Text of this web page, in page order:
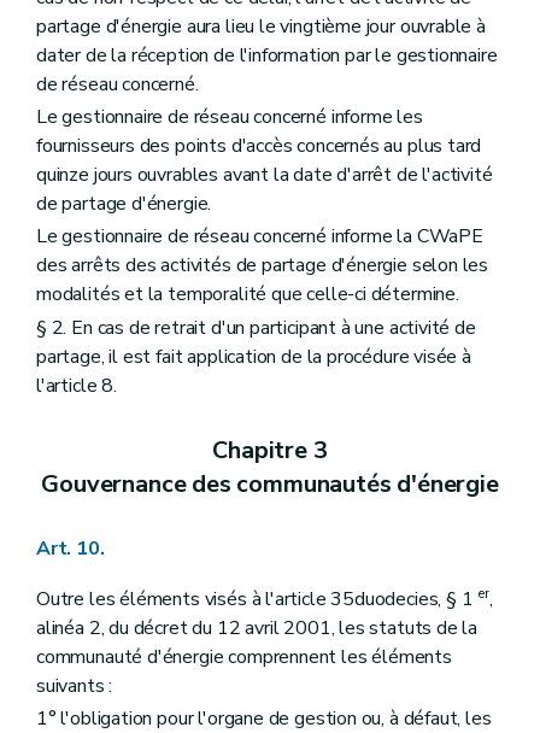
partage d'énergie aura lieu le vingtième jour ouvrable à
dater de la réception de l'information par le gestionnaire
de réseau concerné.
Le gestionnaire de réseau concerné informe les
fournisseurs des points d'accès concernés au plus tard
quinze jours ouvrables avant la date d'arrêt de l'activité
de partage d'énergie.
Le gestionnaire de réseau concerné informe la CWaPE
des arrêts des activités de partage d'énergie selon les
modalités et la temporalité que celle-ci détermine.
§ 2. En cas de retrait d'un participant à une activité de
partage, il est fait application de la procédure visée à
l'article 8.
Chapitre 3
Gouvernance des communautés d'énergie
Art. 10.
Outre les éléments visés à l'article 35duodecies, § 1 er,
alinéa 2, du décret du 12 avril 2001, les statuts de la
communauté d'énergie comprennent les éléments
suivants :
1° l'obligation pour l'organe de gestion ou, à défaut, les